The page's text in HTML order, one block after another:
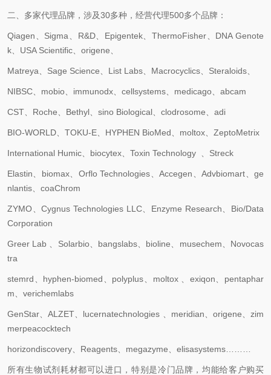
二、多家代理品牌，涉及30多种，经营代理500多个品牌：
Qiagen Sigma R&D、 Epigentek、ThermoFisher
DNA Genote
k
USA Scientific origene
Matreya Sage Science List Labs Macrocyclics Steraloids
NIBSC mobio immunodx cellsystems medicago abcam
CST Roche Bethyl sino Biological clodrosome adi
BIO-WORLD TOKU-E HYPHEN BioMed moltox ZeptoMetrix
International Humic biocytex Toxin Technology Streck
Elastin biomax、 Orflo Technologies 、Accegen 、Advbiomart 、ge
nlantis
coaChrom
ZYMO 、Cygnus Technologies LLC、 Enzyme Research
Bio/Data
Corporation
Greer Lab Solarbio、 bangslabs、 bioline musechem
Novocas
tra
stemrd hyphen-biomed polyplus moltox exiqon
pentaphar
m
verichemlabs
GenStar 、ALZET lucernatechnologies meridian origene 、zim
merpeacocktech
horizondiscovery Reagents megazyme elisasystems………
所有生物试剂耗材都可以进口，特别是冷门品牌，均能给客户购买